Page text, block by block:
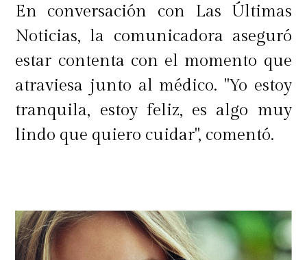
En conversación con Las Últimas
Noticias, la comunicadora aseguró
estar contenta con el momento que
atraviesa junto al médico. "Yo estoy
tranquila, estoy feliz, es algo muy
lindo que quiero cuidar", comentó.